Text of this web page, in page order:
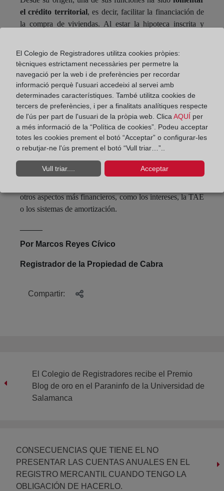
el crédito territorial, es decir, facilitar la financiación de
la compra de viviendas. Al estar la hipoteca inscrita y
para el cliente: tipos de interés más bajos y plazos de pago
más largos.
Conclusión
Las hipotecas son un instrumento financiero clave para
acceder a la vivienda, pero también conllevan muchas
implicaciones jurídicas y económicas que conviene
En este artículo hemos abordado su función principal
como garantía y su relación con el Registro de la
otros aspectos más financieros, como los intereses, la TAE
o los sistemas de amortización.
Por Marcos Reyes Cívico
Registrador de la Propiedad de Cabra
Compartir:
El Colegio de Registradores recibe el Premio
Blog de oro en el Paraninfo de la Universidad de
Salamanca
CONSECUENCIAS QUE TIENE EL NO
PRESENTAR LAS CUENTAS ANUALES EN EL
REGISTRO MERCANTIL CUANDO TENGO LA
OBLIGACIÓN DE HACERLO.
El Colegio de Registradores utilitza cookies pròpies:
tècniques estrictament necessàries per permetre la
navegació per la web i de preferències per recordar
informació perquè l'usuari accedeixi al servei amb
determinades característiques. També utilitza cookies de
tercers de preferències, i per a finalitats analítiques respecte
de l'ús per part de l'usuari de la pròpia web. ClicaAQUÍ per
a més informació de la “Política de cookies”. Podeu acceptar
totes les cookies prement el botó “Acceptar” o configurar-les
o rebutjar-ne l'ús prement el botó “Vull triar…”..
Vull triar.... Acceptar